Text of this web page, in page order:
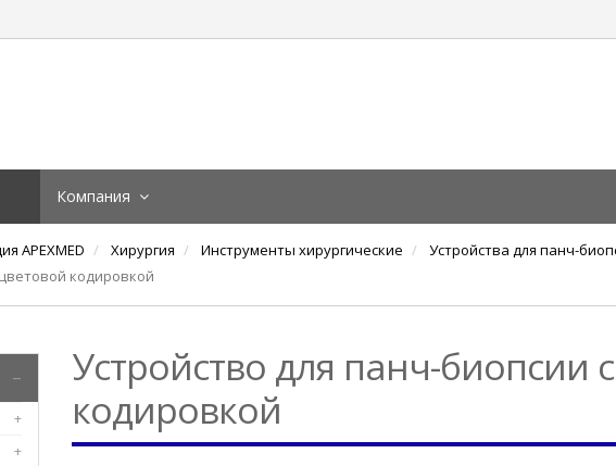
Компания
APEXMED Хирургия Инструменты хирургические
Устройства для панч-
кодировкой
Устройство для панч-биопсии
кодировкой